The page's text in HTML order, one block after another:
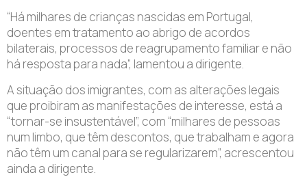
“Há milhares de crianças nascidas em Portugal,
doentes em tratamento ao abrigo de acordos
bilaterais, processos de reagrupamento familiar e não
há resposta para nada”, lamentou a dirigente.
A situação dos imigrantes, com as alterações legais
que proibiram as manifestações de interesse, está a
“tornar-se insustentável”, com “milhares de pessoas
num limbo, que têm descontos, que trabalham e agora
não têm um canal para se regularizarem”, acrescentou
ainda a dirigente.